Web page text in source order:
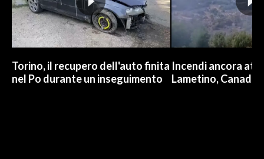
Torino, il recupero dell'auto finita
nel Po durante un inseguimento
Incendi ancora
Lametino,